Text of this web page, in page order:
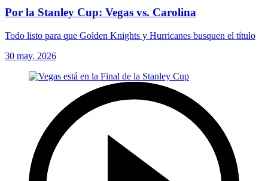
Por la Stanley Cup: Vegas vs. Carolina
Todo listo para que Golden Knights y Hurricanes busquen el título
30 may. 2026